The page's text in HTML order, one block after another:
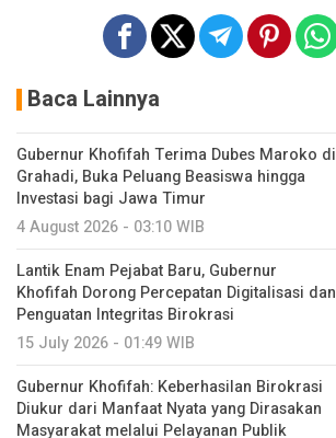
Baca Lainnya
Gubernur Khofifah Terima Dubes Maroko di
Grahadi, Buka Peluang Beasiswa hingga
Investasi bagi Jawa Timur
4 August 2026 - 03:10 WIB
Lantik Enam Pejabat Baru, Gubernur
Khofifah Dorong Percepatan Digitalisasi dan
Penguatan Integritas Birokrasi
15 July 2026 - 01:49 WIB
Gubernur Khofifah: Keberhasilan Birokrasi
Diukur dari Manfaat Nyata yang Dirasakan
Masyarakat melalui Pelayanan Publik